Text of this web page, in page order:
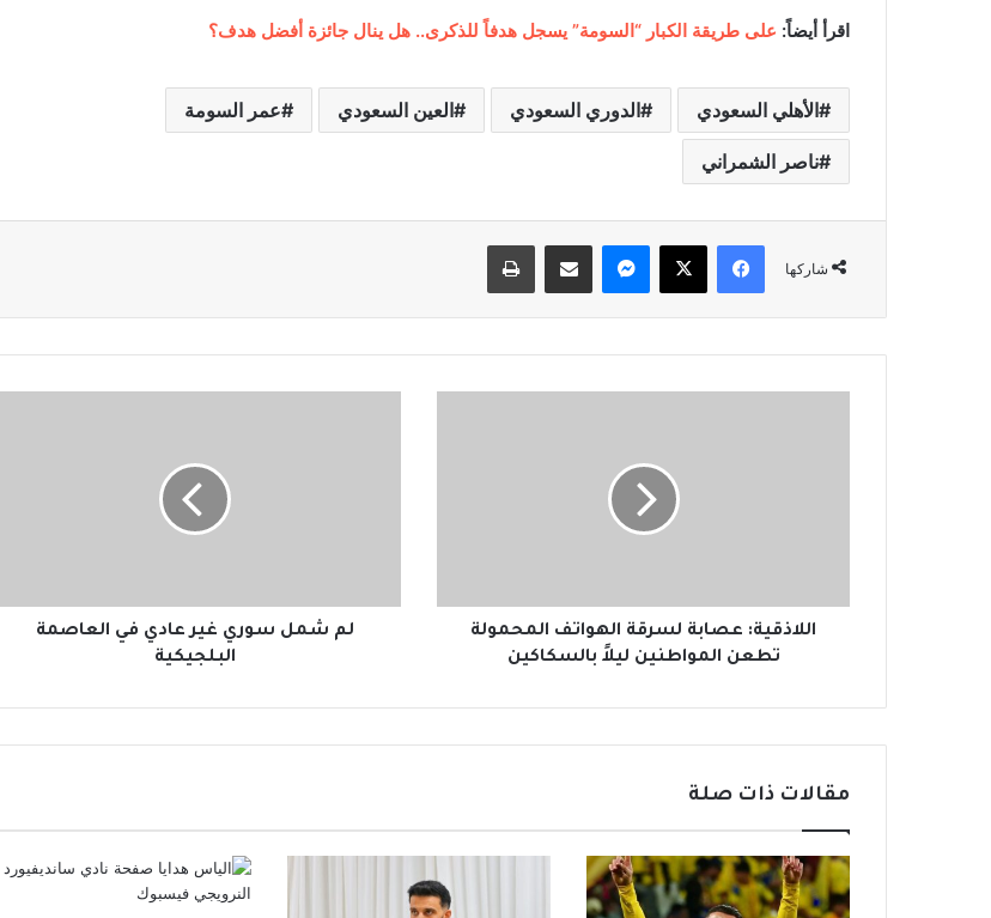
اقرأ أيضاً: على طريقة الكبار “السومة” يسجل هدفاً للذكرى.. هل ينال جائزة أفضل هدف؟
الأهلي السعودي الدوري السعودي العين السعودي عمر السومة
ناصر الشمراني
شاركها
فيسبوك
:
ب
ر
ق
ة
ا
ل
اللاذقية: عصابة لسرقة الهواتف المحمولة
تطعن المواطنين ليلاً بالسكاكين
ي
ع
ي
ا
لم شمل سوري غير عادي في العاصمة
البلجيكية
مقالات ذات صلة